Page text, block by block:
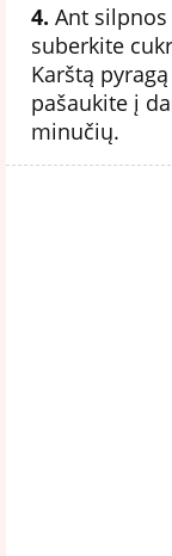
4. Ant
suberkite
Karštą
pašaukite į
minučių.